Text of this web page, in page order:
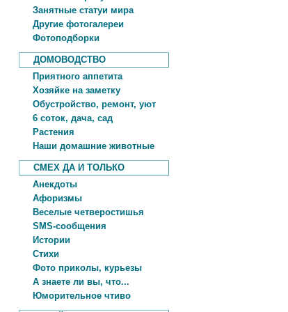
Занятные статуи мира
Другие фотогалереи
Фотоподборки
ДОМОВОДСТВО
Приятного аппетита
Хозяйке на заметку
Обустройство, ремонт, уют
6 соток, дача, сад
Растения
Наши домашние животные
СМЕХ ДА И ТОЛЬКО
Анекдоты
Афоризмы
Веселые четверостишья
SMS-сообщения
Истории
Стихи
Фото приколы, курьезы
А знаете ли вы, что...
Юморительное чтиво